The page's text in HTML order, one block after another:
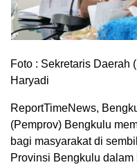
Foto : Sekretaris Daerah
Haryadi
ReportTimeNews,
(Pemprov) Bengkulu
bagi masyarakat di
Provinsi Bengkulu